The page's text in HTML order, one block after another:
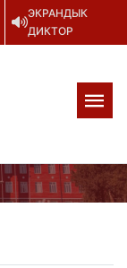
ЭКРАНДЫК
ДИКТОР